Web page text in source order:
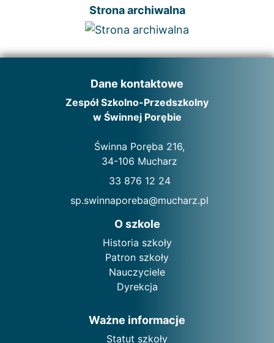
Strona archiwalna
Dane kontaktowe
Zespół Szkolno-Przedszkolny
w Świnnej Porębie
Świnna Poręba 216,
34-106 Mucharz
33 876 12 24
sp.swinnaporeba@mucharz.pl
O szkole
Historia szkoły
Patron szkoły
Nauczyciele
Dyrekcja
Ważne informacje
Statut szkoły